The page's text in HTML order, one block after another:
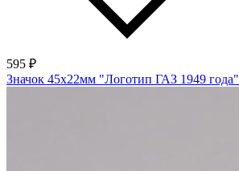
595 ₽
Значок 45х22мм "Логотип ГАЗ 1949 года"